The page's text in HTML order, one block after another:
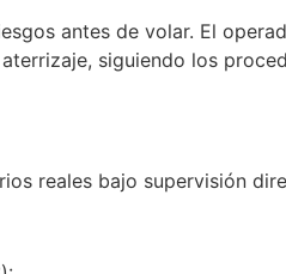
antes de volar. El
siguiendo los
reales bajo supervisión